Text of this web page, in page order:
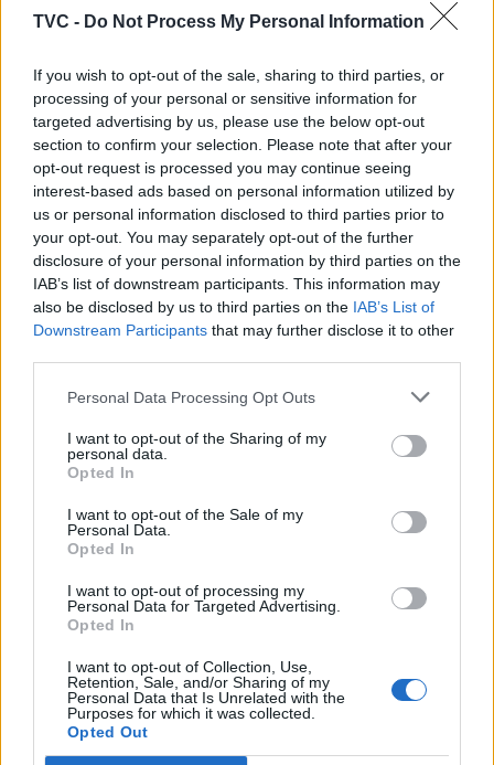
TVC - Do Not Process My Personal Information
If you wish to opt-out of the sale, sharing to third parties, or
processing of your personal or sensitive information for
targeted advertising by us, please use the below opt-out
section to confirm your selection. Please note that after your
opt-out request is processed you may continue seeing
interest-based ads based on personal information utilized by
us or personal information disclosed to third parties prior to
your opt-out. You may separately opt-out of the further
disclosure of your personal information by third parties on the
IAB’s list of downstream participants. This information may
also be disclosed by us to third parties on the IAB’s List of
Downstream Participants that may further disclose it to other
Personal Data Processing Opt Outs
I want to opt-out of the Sharing of my
personal data.
Opted In
I want to opt-out of the Sale of my
Personal Data.
Opted In
I want to opt-out of processing my
Personal Data for Targeted Advertising.
Opted In
I want to opt-out of Collection, Use,
Retention, Sale, and/or Sharing of my
Personal Data that Is Unrelated with the
Purposes for which it was collected.
Opted Out
Deputados do PSD saúdam Banda
Sinfónica da ARMAB pelo 1º lugar no
certame internacional de Valência
Capacita Jovem de Poiares aproxima